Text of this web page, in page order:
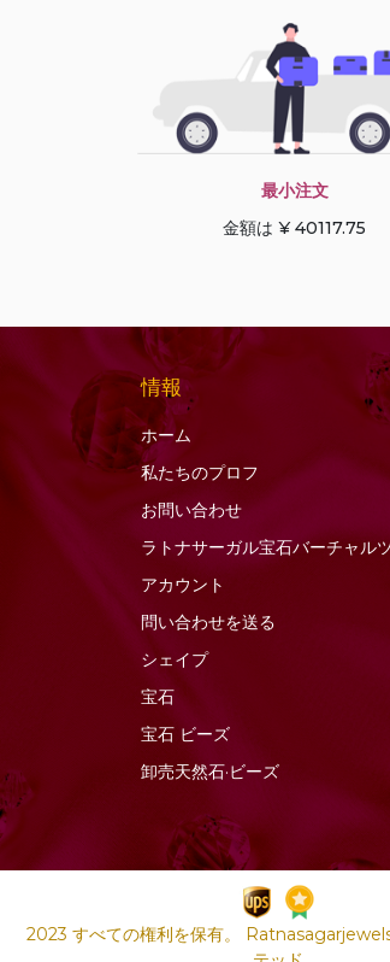
サンストーンの宝石
シーブルーカルセドニ
シトリンの宝石
シャンパン シトリン
シリマナイトの宝石
スキャポライトの宝石
ット
スモーキークォーツ
セミプレシャスマルチ
ソーダライトの宝石
ソンゲア サファイア
ターコイズ宝石
タイガーアイ
ダイヤモンドビーズ
タンザナイトの宝石
ツァボライトの宝石
トルマリンの宝石
ネイビーブルーカルセ
ドニー
ネフライトの宝石
バイカラークォーツ
ハニークォーツ
バラ石英
ドルキ ブリオレット
ハートブリオレット
ハーフドリル宝石
ファセットコイン
ファセットチェスナッ
ファセットナゲット
ファセットラウンド
ファセットロンデル
ファンシーカット
フラットペアーブリオ
レット
フラットペアプレーン
プレーンラウンド
プレーンロンデル
ぽっちゃりスムースハ
ぽっちゃりハートのブ
リオレット
ポリゴンダイヤモンド
カット
最小注文
金額は ¥ 40117.75
情報
ホーム
私たちのプロフ
お問い合わせ
ラトナサーガル宝石バーチャ​​ル
アカウント
問い合わせを送る
シェイプ
宝石
宝石ビーズ
卸売天然石·ビーズ
2023 すべての権利を保有。